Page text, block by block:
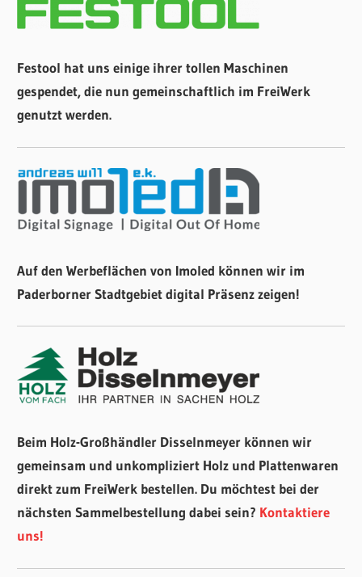
Festool hat uns einige ihrer tollen Maschinen
gespendet, die nun gemeinschaftlich im FreiWerk
genutzt werden.
Auf den Werbeflächen von Imoled können wir im
Paderborner Stadtgebiet digital Präsenz zeigen!
Beim Holz-Großhändler Disselnmeyer können wir
gemeinsam und unkompliziert Holz und Plattenwaren
direkt zum FreiWerk bestellen. Du möchtest bei der
nächsten Sammelbestellung dabei sein? Kontaktiere
uns!